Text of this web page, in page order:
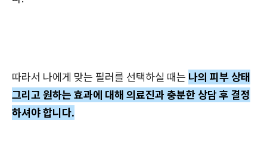
따라서 나에게 맞는 필러를 선택하실 때는 나의 피부 상태
그리고 원하는 효과에 대해 의료진과 충분한 상담 후 결정
하셔야 합니다.